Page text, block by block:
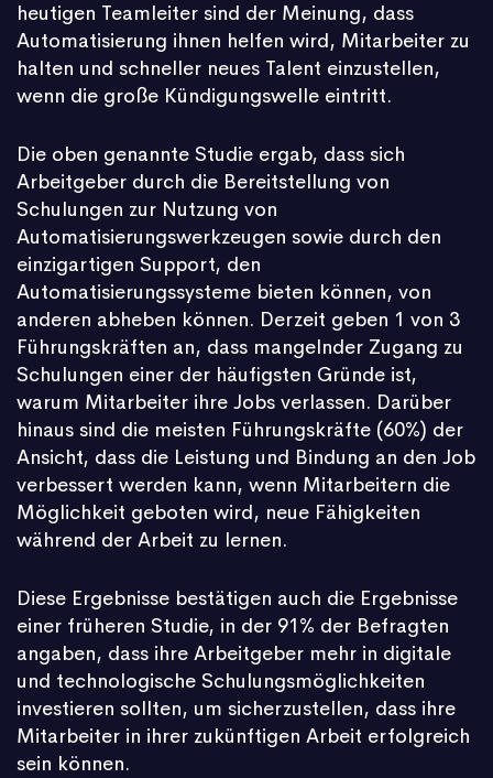
heutigen Teamleiter sind der Meinung, dass
Automatisierung ihnen helfen wird, Mitarbeiter zu
halten und schneller neues Talent einzustellen,
wenn die große Kündigungswelle eintritt.
Die oben genannte Studie ergab, dass sich
Arbeitgeber durch die Bereitstellung von
Schulungen zur Nutzung von
Automatisierungswerkzeugen sowie durch den
einzigartigen Support, den
Automatisierungssysteme bieten können, von
anderen abheben können. Derzeit geben 1 von 3
Führungskräften an, dass mangelnder Zugang zu
Schulungen einer der häufigsten Gründe ist,
warum Mitarbeiter ihre Jobs verlassen. Darüber
hinaus sind die meisten Führungskräfte (60%) der
Ansicht, dass die Leistung und Bindung an den Job
verbessert werden kann, wenn Mitarbeitern die
Möglichkeit geboten wird, neue Fähigkeiten
während der Arbeit zu lernen.
Diese Ergebnisse bestätigen auch die Ergebnisse
einer früheren Studie, in der 91% der Befragten
angaben, dass ihre Arbeitgeber mehr in digitale
und technologische Schulungsmöglichkeiten
investieren sollten, um sicherzustellen, dass ihre
Mitarbeiter in ihrer zukünftigen Arbeit erfolgreich
sein können.